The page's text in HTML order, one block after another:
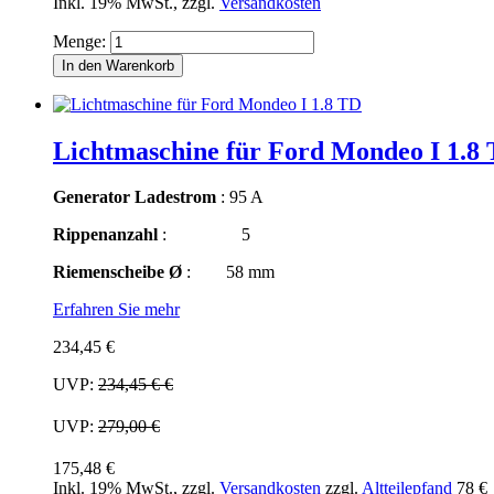
Menge:
In den Warenkorb
Lichtmaschine für Ford Mondeo I 1.8
Generator Ladestrom : 95 A
Rippenanzahl : 5
Riemenscheibe Ø : 58 mm
Erfahren Sie mehr
234,45 €
UVP: 234,45 €€
UVP: 279,00 €
175,48 €
Inkl. 19% MwSt., zzgl. Versandkosten zzgl. Altteilepfand 78 €